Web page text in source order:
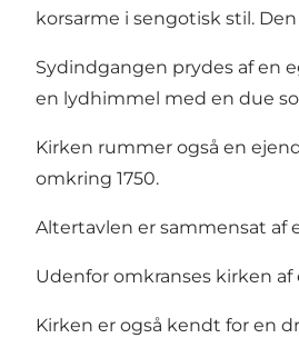
korsarme i sengotisk stil.
Sydindgangen prydes af en
en lydhimmel med en due
Kirken rummer også en
omkring 1750.
Altertavlen er sammensat af
Udenfor omkranses kirken
Kirken er også kendt for en